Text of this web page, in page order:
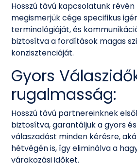
Hosszú távú kapcsolatunk
megismerjük cége specifikus
terminológiáját, és
biztosítva a fordítások magas
konzisztenciáját.
Gyors
rugalmasság:
Hosszú távú partnereinknek
biztosítva, garantáljuk a gyors
válaszadást minden kérésre,
hétvégén is, így eliminálva a
várakozási időket.